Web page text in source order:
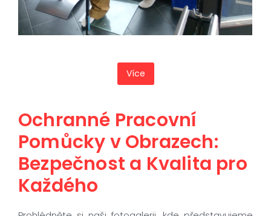
Více
Ochranné Pracovní
Pomůcky v Obrazech:
Bezpečnost a Kvalita pro
Každého